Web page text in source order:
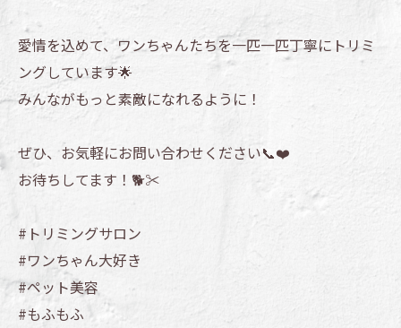
愛情を込めて、ワンちゃんたちを一匹一匹丁寧にトリミ
ングしています🌟
みんながもっと素敵になれるように！
ぜひ、お気軽にお問い合わせください📞❤️
お待ちしてます！🐕✂️
#トリミングサロン
#ワンちゃん大好き
#ペット美容
#もふもふ